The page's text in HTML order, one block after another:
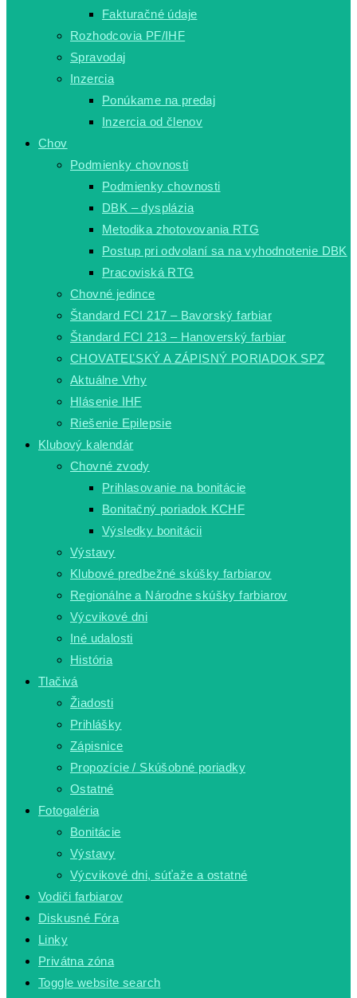
Fakturačné údaje
Rozhodcovia PF/IHF
Spravodaj
Inzercia
Ponúkame na predaj
Inzercia od členov
Chov
Podmienky chovnosti
Podmienky chovnosti
DBK – dysplázia
Metodika zhotovovania RTG
Postup pri odvolaní sa na vyhodnotenie DBK
Pracoviská RTG
Chovné jedince
Štandard FCI 217 – Bavorský farbiar
Štandard FCI 213 – Hanoverský farbiar
CHOVATEĽSKÝ A ZÁPISNÝ PORIADOK SPZ
Aktuálne Vrhy
Hlásenie IHF
Riešenie Epilepsie
Klubový kalendár
Chovné zvody
Prihlasovanie na bonitácie
Bonitačný poriadok KCHF
Výsledky bonitácii
Výstavy
Klubové predbežné skúšky farbiarov
Regionálne a Národne skúšky farbiarov
Výcvikové dni
Iné udalosti
História
Tlačivá
Žiadosti
Prihlášky
Zápisnice
Propozície / Skúšobné poriadky
Ostatné
Fotogaléria
Bonitácie
Výstavy
Výcvikové dni, súťaže a ostatné
Vodiči farbiarov
Diskusné Fóra
Linky
Privátna zóna
Toggle website search